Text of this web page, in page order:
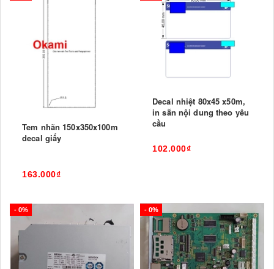
Tem nhãn 150x350x100m
decal giấy
163.000₫
Decal nhiệt 80x45 x50m,
in sẵn nội dung theo yêu
cầu
102.000₫
- 0% - 0%